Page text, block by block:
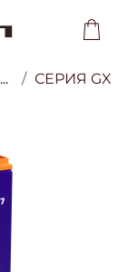
... СЕРИЯ GX